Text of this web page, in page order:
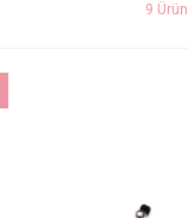
9 Ürün